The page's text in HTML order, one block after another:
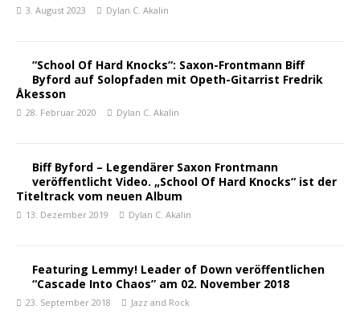
3. August 2023 Dylan C. Akalin
“School Of Hard Knocks“: Saxon-Frontmann Biff
Byford auf Solopfaden mit Opeth-Gitarrist Fredrik
Åkesson
28. Februar 2020 Dylan C. Akalin
Biff Byford – Legendärer Saxon Frontmann
veröffentlicht Video. „School Of Hard Knocks“ ist der
Titeltrack vom neuen Album
13. Dezember 2019 Dylan C. Akalin
Featuring Lemmy! Leader of Down veröffentlichen
“Cascade Into Chaos” am 02. November 2018
23. September 2018 Jazz and Rock